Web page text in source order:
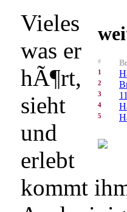
#
1
2
3
4
5
Vieles
was er
hÃ¶rt,
sieht
und
erlebt
kommt